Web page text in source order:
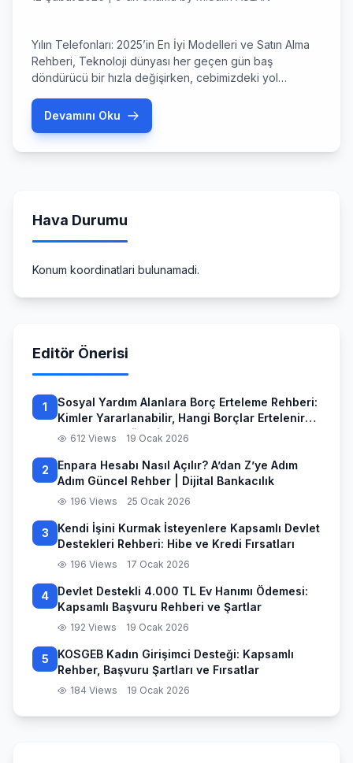
Yılın Telefonları: 2025’in En İyi Modelleri ve Satın Alma
Rehberi, Teknoloji dünyası her geçen gün baş
döndürücü bir hızla değişirken, cebimizdeki yol
da heyecan verici olmamıştı. Yılın telefonları listesine
baktığımızda, artık sadece işlemci hızlarının değil, yapay
Devamını Oku
Hava Durumu
Konum koordinatlari bulunamadi.
Editör Önerisi
1
Sosyal Yardım Alanlara Borç Erteleme Rehberi:
Kimler Yararlanabilir, Hangi Borçlar Ertelenir
ve Başvuru Süreci
612 Views 19 Ocak 2026
2
Enpara Hesabı Nasıl Açılır? A’dan Z’ye Adım
Adım Güncel Rehber | Dijital Bankacılık
196 Views 25 Ocak 2026
3
Kendi İşini Kurmak İsteyenlere Kapsamlı Devlet
Destekleri Rehberi: Hibe ve Kredi Fırsatları
196 Views 17 Ocak 2026
4
Devlet Destekli 4.000 TL Ev Hanımı Ödemesi:
Kapsamlı Başvuru Rehberi ve Şartlar
192 Views 19 Ocak 2026
5
KOSGEB Kadın Girişimci Desteği: Kapsamlı
Rehber, Başvuru Şartları ve Fırsatlar
184 Views 19 Ocak 2026